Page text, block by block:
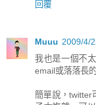
回覆
Muuu 2009/4/
我也是一個不
email或落落長
簡單說，twitter